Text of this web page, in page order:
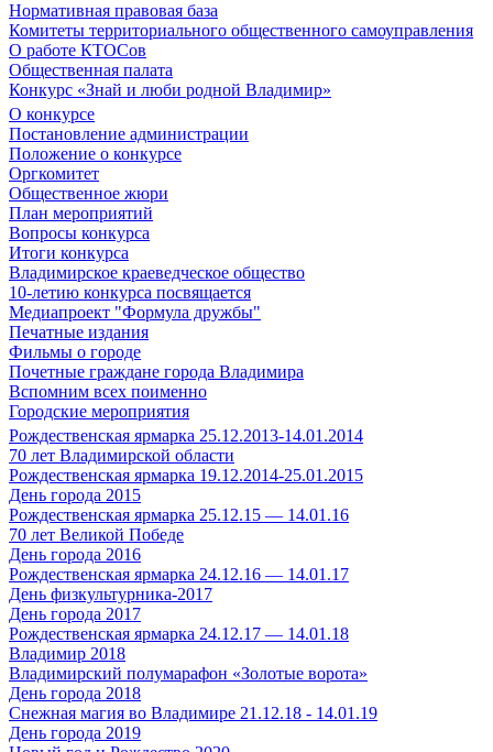
Нормативная правовая база
Комитеты территориального общественного самоуправления
О работе КТОСов
Общественная палата
Конкурс «Знай и люби родной Владимир»
О конкурсе
Постановление администрации
Положение о конкурсе
Оргкомитет
Общественное жюри
План мероприятий
Вопросы конкурса
Итоги конкурса
Владимирское краеведческое общество
10-летию конкурса посвящается
Медиапроект "Формула дружбы"
Печатные издания
Фильмы о городе
Почетные граждане города Владимира
Вспомним всех поименно
Городские мероприятия
Рождественская ярмарка 25.12.2013-14.01.2014
70 лет Владимирской области
Рождественская ярмарка 19.12.2014-25.01.2015
День города 2015
Рождественская ярмарка 25.12.15 — 14.01.16
70 лет Великой Победе
День города 2016
Рождественская ярмарка 24.12.16 — 14.01.17
День физкультурника-2017
День города 2017
Рождественская ярмарка 24.12.17 — 14.01.18
Владимир 2018
Владимирский полумарафон «Золотые ворота»
День города 2018
Снежная магия во Владимире 21.12.18 - 14.01.19
День города 2019